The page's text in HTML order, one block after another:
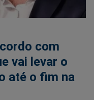
com
vai levar o
até o fim na